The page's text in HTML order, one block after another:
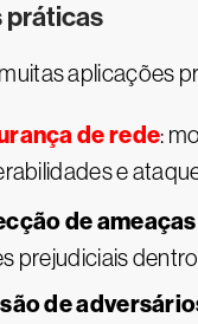
práticas
aplicações
de rede:
e
de
prejudiciais
de